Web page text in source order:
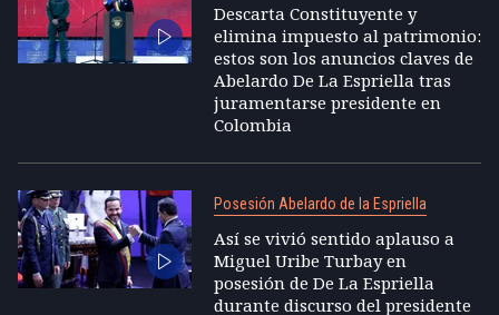
Descarta Constituyente y
elimina impuesto al patrimonio:
estos son los anuncios claves de
Abelardo De La Espriella tras
juramentarse presidente en
Colombia
Posesión Abelardo de la Espriella
Así se vivió sentido aplauso a
Miguel Uribe Turbay en
posesión de De La Espriella
durante discurso del presidente